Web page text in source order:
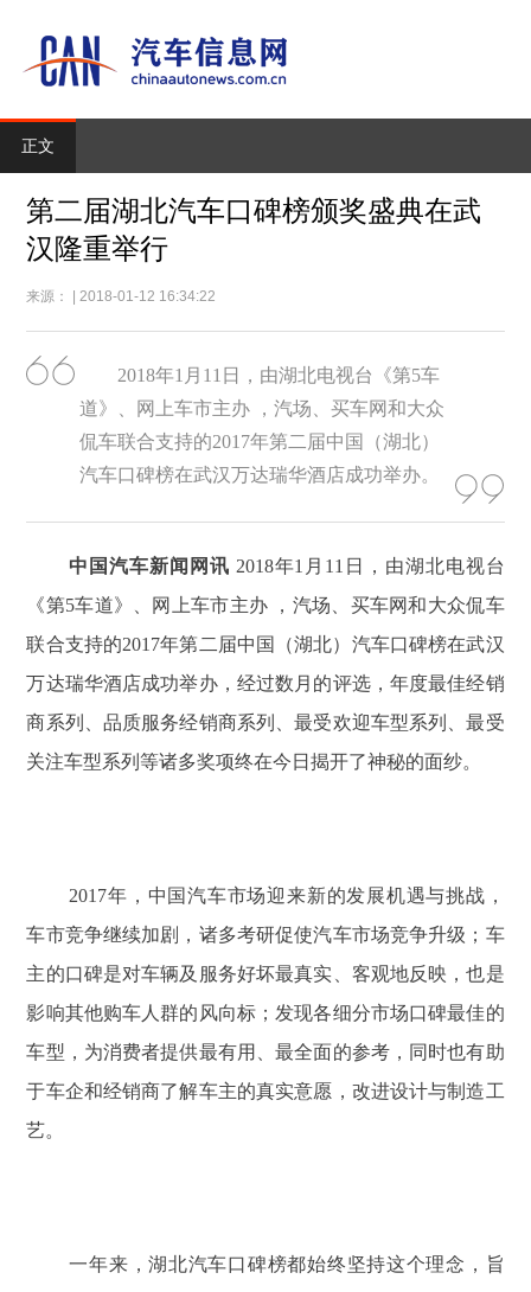
正文
第二届湖北汽车口碑榜颁奖盛典在武
汉隆重举行
来源： | 2018-01-12 16:34:22
2018年1月11日，由湖北电视台《第5车
道》、网上车市主办 ，汽场、买车网和大众
侃车联合支持的2017年第二届中国（湖北）
汽车口碑榜在武汉万达瑞华酒店成功举办。
中国汽车新闻网讯 2018年1月11日，由湖北电视台
《第5车道》、网上车市主办 ，汽场、买车网和大众侃车
联合支持的2017年第二届中国（湖北）汽车口碑榜在武汉
万达瑞华酒店成功举办，经过数月的评选，年度最佳经销
商系列、品质服务经销商系列、最受欢迎车型系列、最受
关注车型系列等诸多奖项终在今日揭开了神秘的面纱。
2017年，中国汽车市场迎来新的发展机遇与挑战，
车市竞争继续加剧，诸多考研促使汽车市场竞争升级；车
主的口碑是对车辆及服务好坏最真实、客观地反映，也是
影响其他购车人群的风向标；发现各细分市场口碑最佳的
车型，为消费者提供最有用、最全面的参考，同时也有助
于车企和经销商了解车主的真实意愿，改进设计与制造工
艺。
一年来，湖北汽车口碑榜都始终坚持这个理念，旨